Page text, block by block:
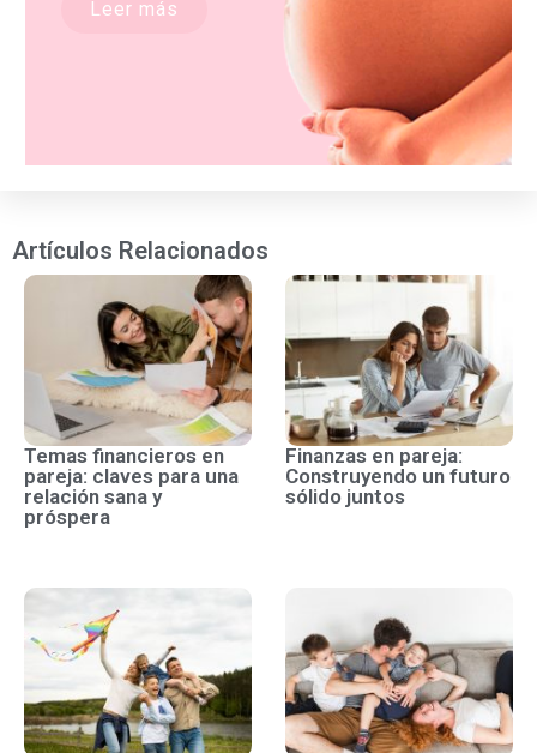
Leer más
Artículos Relacionados
Temas financieros en
pareja: claves para una
relación sana y
próspera
Finanzas en pareja:
Construyendo un futuro
sólido juntos